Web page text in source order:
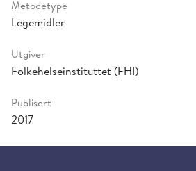
Metodetype
Legemidler
Utgiver
Folkehelseinstituttet (FHI)
Publisert
2017